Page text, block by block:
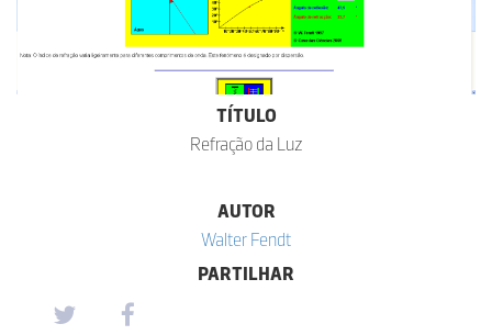
TÍTULO
Refração da Luz
AUTOR
Walter Fendt
PARTILHAR